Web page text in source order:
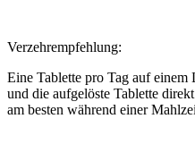
Verzehrempfehlung:
Eine Tablette pro Tag auf einem
und die aufgelöste Tablette
am besten während einer